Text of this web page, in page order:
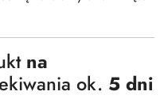
na
ok. 5 dni